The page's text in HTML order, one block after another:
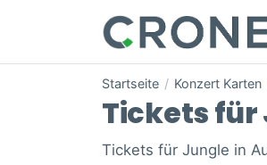
Startseite / Konzert Karten
Tickets für
Tickets für Jungle in